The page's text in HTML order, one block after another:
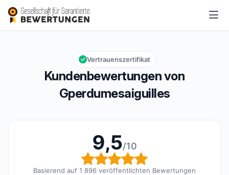
Gperdumesaiguilles
Gesamtbewertung: 9,5 von 10
9,5/10
Kundenbewertungen von
Gperdumesaiguilles
Vertrauenszertifikat
9,5/10
Gesamtbewertung: 9,5
Basierend auf 1 896 veröffentlichten Bewertungen